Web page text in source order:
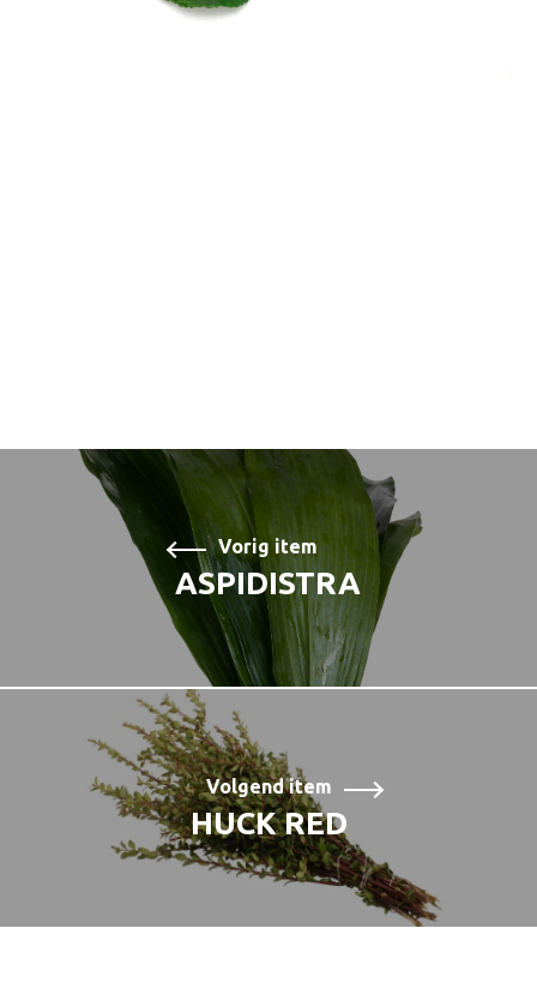
Vorig item
ASPIDISTRA
Volgend item
HUCK RED